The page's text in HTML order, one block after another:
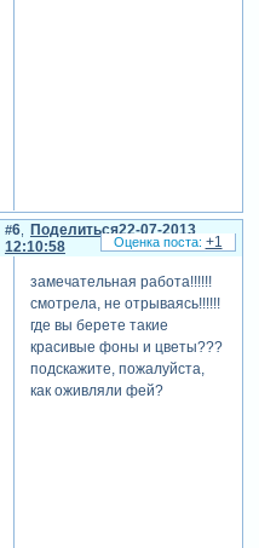
Поделиться
6
22-07-2013
12:10:58
замечательная работа!!!!!!
смотрела, не отрываясь!!!!!!
где вы берете такие
красивые фоны и цветы???
подскажите, пожалуйста,
как оживляли фей?
+1